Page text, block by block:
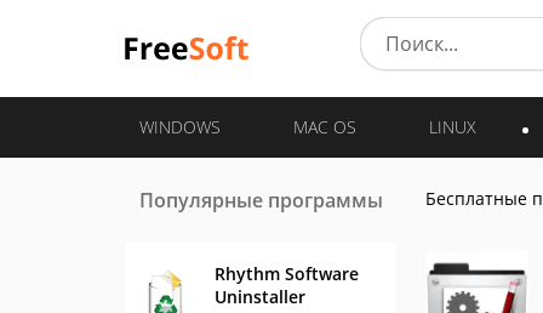
WINDOWS MAC OS LINUX
Популярные программы
Rhythm Software
Uninstaller
Бесплатные